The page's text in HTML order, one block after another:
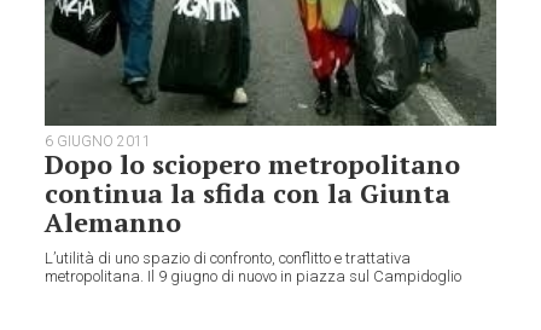
6 GIUGNO 2011
Dopo lo sciopero metropolitano
continua la sfida con la Giunta
Alemanno
L’utilità di uno spazio di confronto, conflitto e trattativa
metropolitana. Il 9 giugno di nuovo in piazza sul Campidoglio